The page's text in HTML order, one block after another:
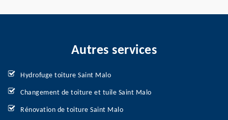
Autres services
Hydrofuge toiture Saint Malo
Changement de toiture et tuile Saint Malo
Rénovation de toiture Saint Malo